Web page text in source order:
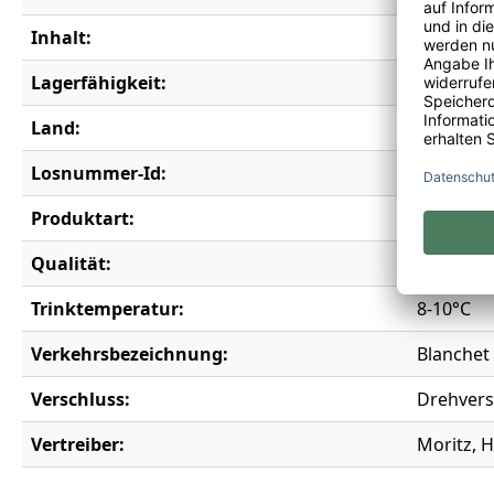
Inhalt:
0,75 l
Lagerfähigkeit:
2 Jahre
Land:
Losnummer-Id:
20377
Produktart:
Qualität:
Trinktemperatur:
8-10°C
Verkehrsbezeichnung:
Verschluss:
Vertreiber:
Moritz,